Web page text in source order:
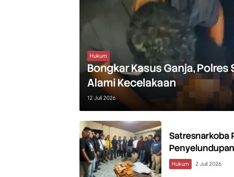
Hukum
Bongkar Kasus Ganja,
Alami Kecelakaan
12 Juli 2026
Satresnarkoba
Hukum 2 Juli 2026